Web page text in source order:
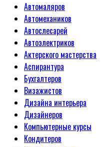
Автомаляров
Автомехаников
Автослесарей
Автоэлектриков
Актерского мастерства
Аспирантура
Бухгалтеров
Визажистов
Дизайна интерьера
Дизайнеров
Компьютерные курсы
Кондитеров